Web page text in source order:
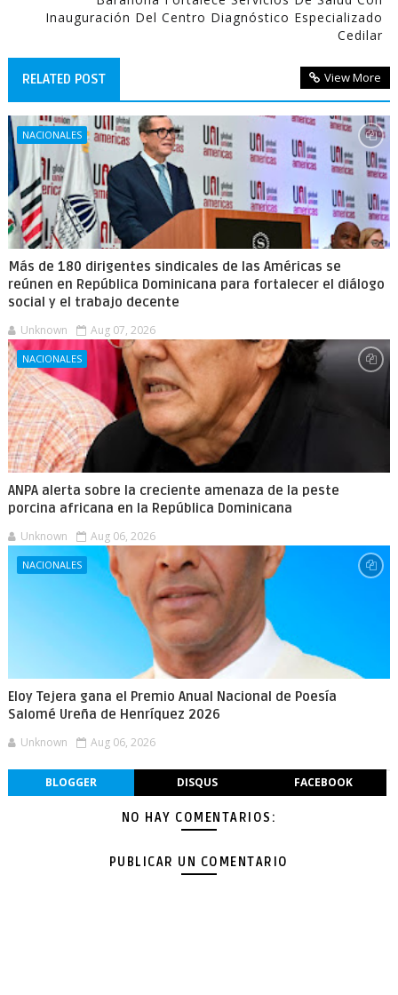
Inauguración Del Centro Diagnóstico Especializado
Cedilar
RELATED POST View More
NACIONALES
Más de 180 dirigentes sindicales de las Américas se
reúnen en República Dominicana para fortalecer el diálogo
social y el trabajo decente
Unknown Aug 07, 2026
NACIONALES
ANPA alerta sobre la creciente amenaza de la peste
porcina africana en la República Dominicana
Unknown Aug 06, 2026
NACIONALES
Eloy Tejera gana el Premio Anual Nacional de Poesía
Salomé Ureña de Henríquez 2026
Unknown Aug 06, 2026
BLOGGER DISQUS FACEBOOK
NO HAY COMENTARIOS:
PUBLICAR UN COMENTARIO